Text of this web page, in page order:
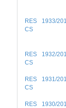
RES 1933/
CS
RES 1932/
CS
RES 1931/
CS
RES 1930/